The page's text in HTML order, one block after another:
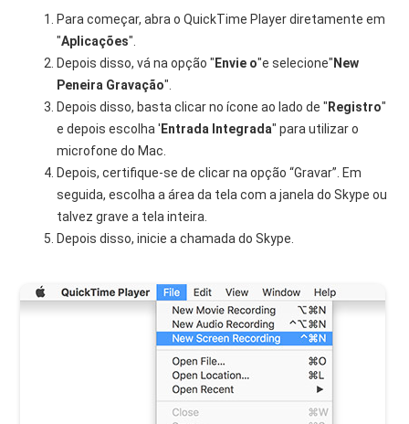
Para começar, abra o QuickTime Player diretamente em
"Aplicações".
Depois disso, vá na opção " Envie o"e selecione" New
Peneira Gravação".
Depois disso, basta clicar no ícone ao lado de " Registro"
e depois escolha ' Entrada Integrada" para utilizar o
microfone do Mac.
Depois, certifique-se de clicar na opção “Gravar”. Em
seguida, escolha a área da tela com a janela do Skype ou
talvez grave a tela inteira.
Depois disso, inicie a chamada do Skype.